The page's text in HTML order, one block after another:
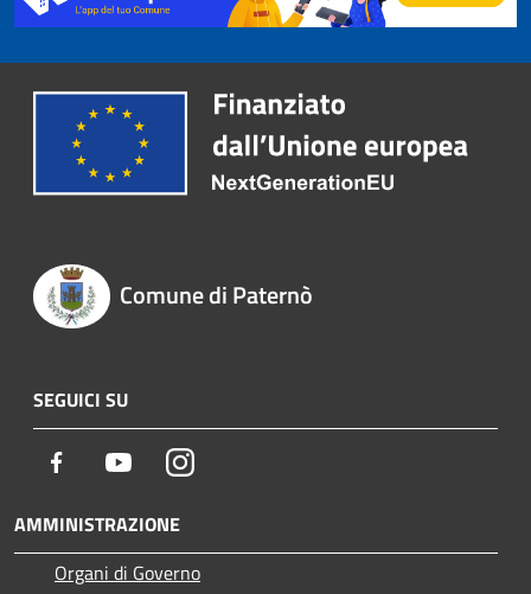
Comune di Paternò
SEGUICI SU
Facebook YoutubeInstagram
AMMINISTRAZIONE
Organi di Governo